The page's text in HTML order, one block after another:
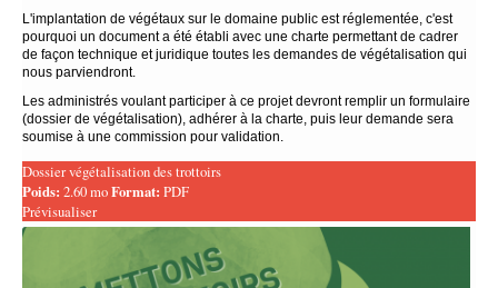
L'implantation de végétaux sur le domaine public est réglementée, c'est
pourquoi un document a été établi avec une charte permettant de cadrer
de façon technique et juridique toutes les demandes de végétalisation qui
nous parviendront.
Les administrés voulant participer à ce projet devront remplir un formulaire
(dossier de végétalisation), adhérer à la charte, puis leur demande sera
soumise à une commission pour validation.
Dossier végétalisation des trottoirs
Poids: 2.60 moFormat: PDF
Prévisualiser